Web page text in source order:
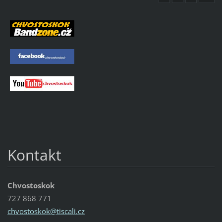
Kontakt
Chvostoskok
727 868 771
chvostoskok@tiscali.cz